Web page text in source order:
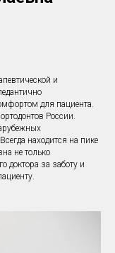
и
для пациента.
России.
находится на пике
не только
доктора за заботу и